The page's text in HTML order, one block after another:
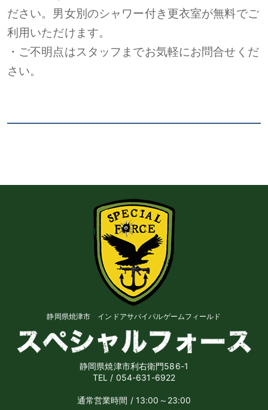
ださい。男女別のシャワー付き更衣室が無料でご
利用いただけます。
・ご不明点はスタッフまでお気軽にお問合せくだ
さい。
静岡県焼津市 インドアサバイバルゲームフィールド
静岡県焼津市利右衛門586-1
TEL / 054-631-6922
通常営業時間 / 13:00～23:00